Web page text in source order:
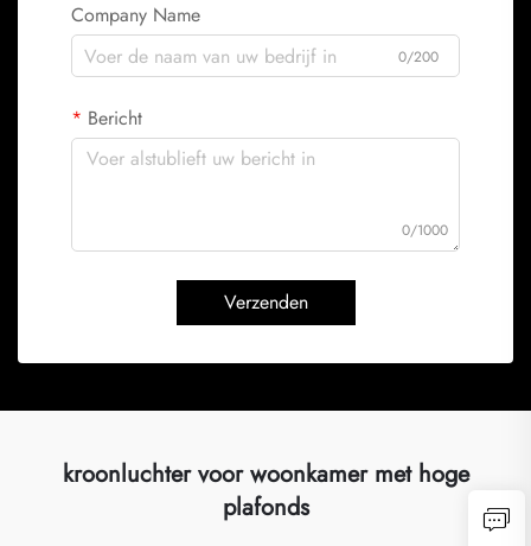
Company Name
0/200
Bericht
0/1000
Verzenden
kroonluchter voor woonkamer met hoge
plafonds